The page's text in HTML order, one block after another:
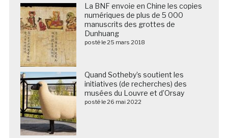
La BNF envoie en Chine les copies
numériques de plus de 5 000
manuscrits des grottes de
Dunhuang
posté le 25 mars 2018
Quand Sotheby’s soutient les
initiatives (de recherches) des
musées du Louvre et d’Orsay
posté le 26 mai 2022